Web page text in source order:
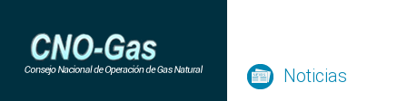
Noticias